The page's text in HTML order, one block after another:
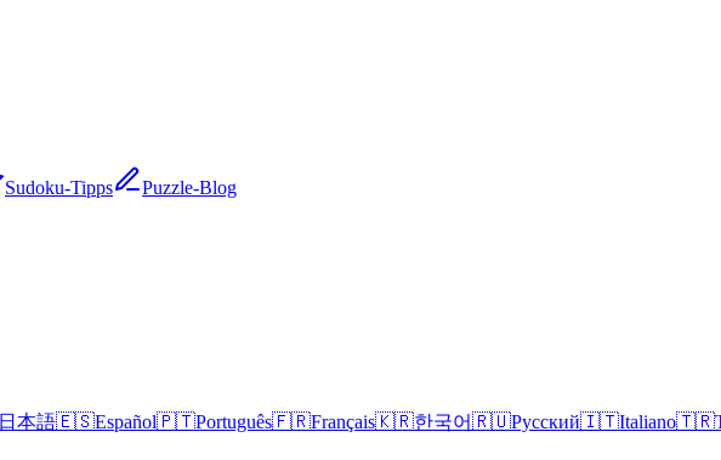
Sudoku-Tipps
Puzzle-Blog
日本語🇪🇸Español🇵🇹Português🇫🇷Français🇰🇷한국어🇷🇺Русский🇮🇹Italiano🇹🇷